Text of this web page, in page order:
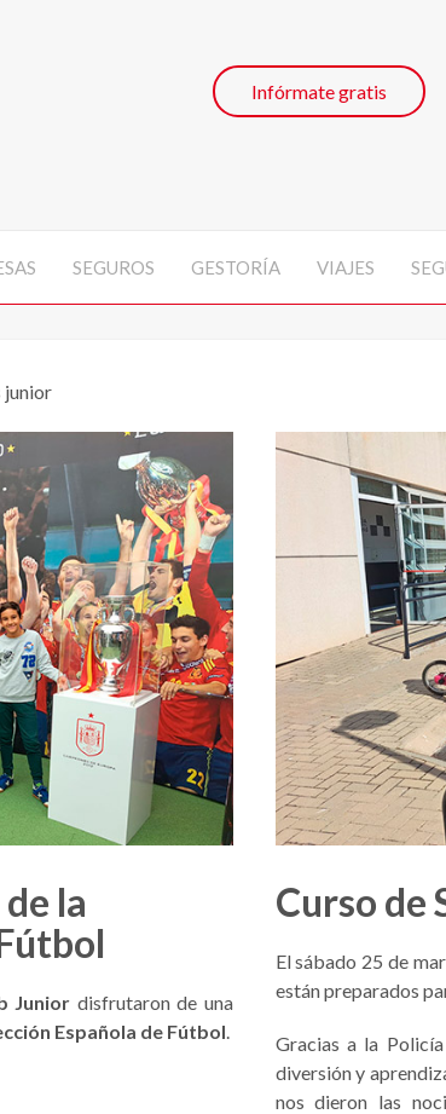
Infórmate gratis
SEGUROS GESTORÍA VIAJES
junior
la
Junior disfrutaron de una
Española de Fútbol
Curso de
El sábado 25 de
están preparados
Gracias a la
diversión y
nos dieron las